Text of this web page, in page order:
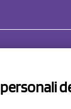
315/1